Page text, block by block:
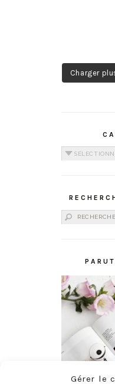
Gérer le
Charger
Catégories
Rechercher :